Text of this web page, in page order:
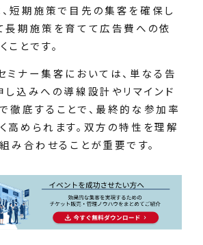
短期施策で目先の集客を確保し
長期施策を育てて広告費への依
とです。
ミナー集客においては、単なる告
し込みへの導線設計やリマインド
徹底することで、最終的な参加率
高められます。双方の特性を理解
組み合わせることが重要です。